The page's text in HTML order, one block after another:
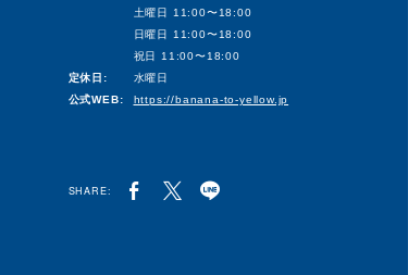
土曜日 11:00〜18:00
日曜日 11:00〜18:00
祝日 11:00〜18:00
定休日:
水曜日
公式WEB:
https://banana-to-yellow.jp
SHARE: